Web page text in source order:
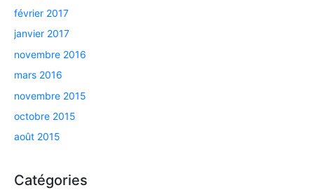
février 2017
janvier 2017
novembre 2016
mars 2016
novembre 2015
octobre 2015
août 2015
Catégories